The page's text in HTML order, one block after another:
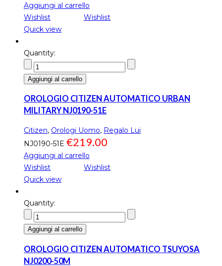
Aggiungi al carrello
Wishlist
Wishlist
Quick view
Quantity:
Aggiungi al carrello
OROLOGIO CITIZEN AUTOMATICO URBAN
MILITARY NJ0190-51E
Citizen, Orologi Uomo, Regalo Lui
NJ0190-51E €219.00
Aggiungi al carrello
Wishlist
Wishlist
Quick view
Quantity:
Aggiungi al carrello
OROLOGIO CITIZEN AUTOMATICO TSUYOSA
NJ0200-50M